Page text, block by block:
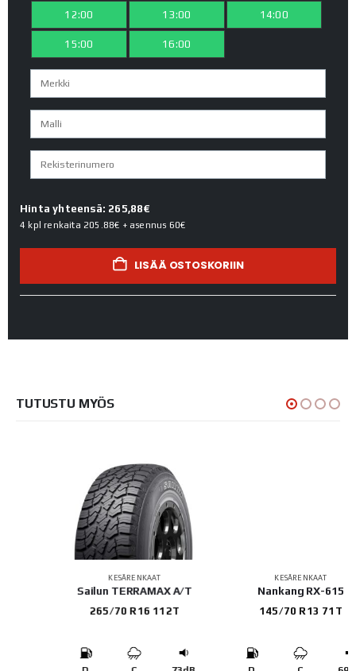
12:00 13:00 14:00
15:00 16:00
Hinta yhteensä: 265,88€
4 kpl renkaita 205.88€ + asennus 60€
LISÄÄ OSTOSKORIIN
TUTUSTU MYÖS
KESÄRENKAAT
Sailun TERRAMAX A/T
265/70 R16 112T
KESÄRENKAAT
Nankang RX-615
145/70 R13 71T